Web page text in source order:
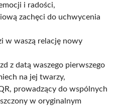
i radości,
zachęci do uchwycenia
w waszą relację nowy
z datą waszego pierwszego
na jej twarzy,
prowadzący do wspólnych
w oryginalnym